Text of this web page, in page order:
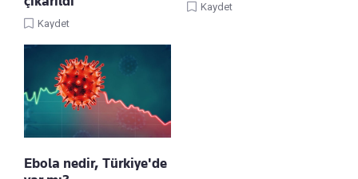
Kaydet
Kaydet
Ebola nedir, Türkiye'de